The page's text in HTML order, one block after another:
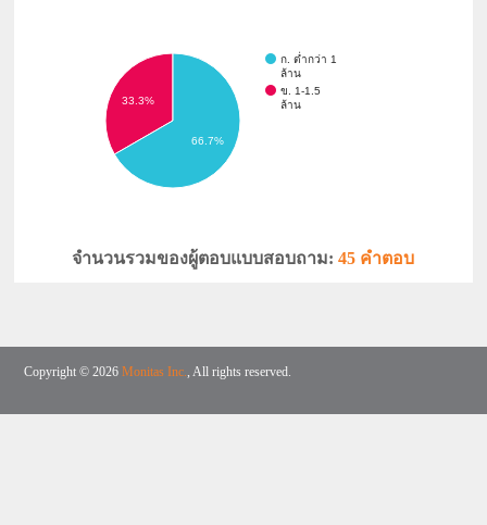
ก. ต่ำกว่า 1
ล้าน
ข. 1-1.5
ล้าน
33.3%
66.7%
จำนวนรวมของผู้ตอบแบบสอบถาม:45 คำตอบ
Copyright © 2026Monitas Inc., All rights reserved.